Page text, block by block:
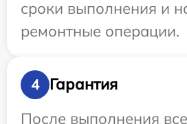
сроки выполнения и
ремонтные операции.
4
Гарантия
После выполнения